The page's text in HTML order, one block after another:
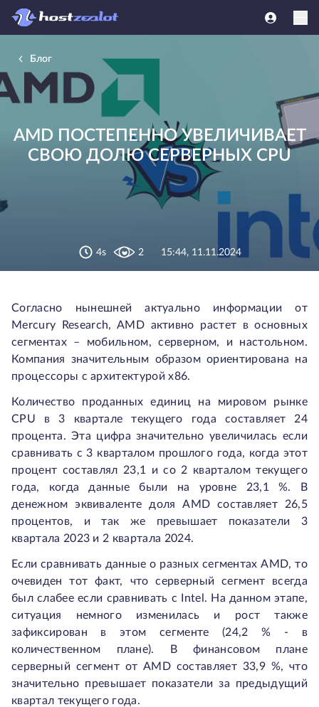
Блог
AMD ПОСТЕПЕННО УВЕЛИЧИВАЕТ
СВОЮ ДОЛЮ СЕРВЕРНЫХ CPU
4s 2 15:44, 11.11.2024
Согласно нынешней актуально информации от
Mercury Research, AMD активно растет в основных
сегментах – мобильном, серверном, и настольном.
Компания значительным образом ориентирована на
процессоры с архитектурой x86.
Количество проданных единиц на мировом рынке
CPU в 3 квартале текущего года составляет 24
процента. Эта цифра значительно увеличилась если
сравнивать с 3 кварталом прошлого года, когда этот
процент составлял 23,1 и со 2 кварталом текущего
года, когда данные были на уровне 23,1 %. В
денежном эквиваленте доля AMD составляет 26,5
процентов, и так же превышает показатели 3
квартала 2023 и 2 квартала 2024.
Если сравнивать данные о разных сегментах AMD, то
очевиден тот факт, что серверный сегмент всегда
был слабее если сравнивать с Intel. На данном этапе,
ситуация немного изменилась и рост также
зафиксирован в этом сегменте (24,2 % - в
количественном плане). В финансовом плане
серверный сегмент от AMD составляет 33,9 %, что
значительно превышает показатели за предыдущий
квартал текущего года.